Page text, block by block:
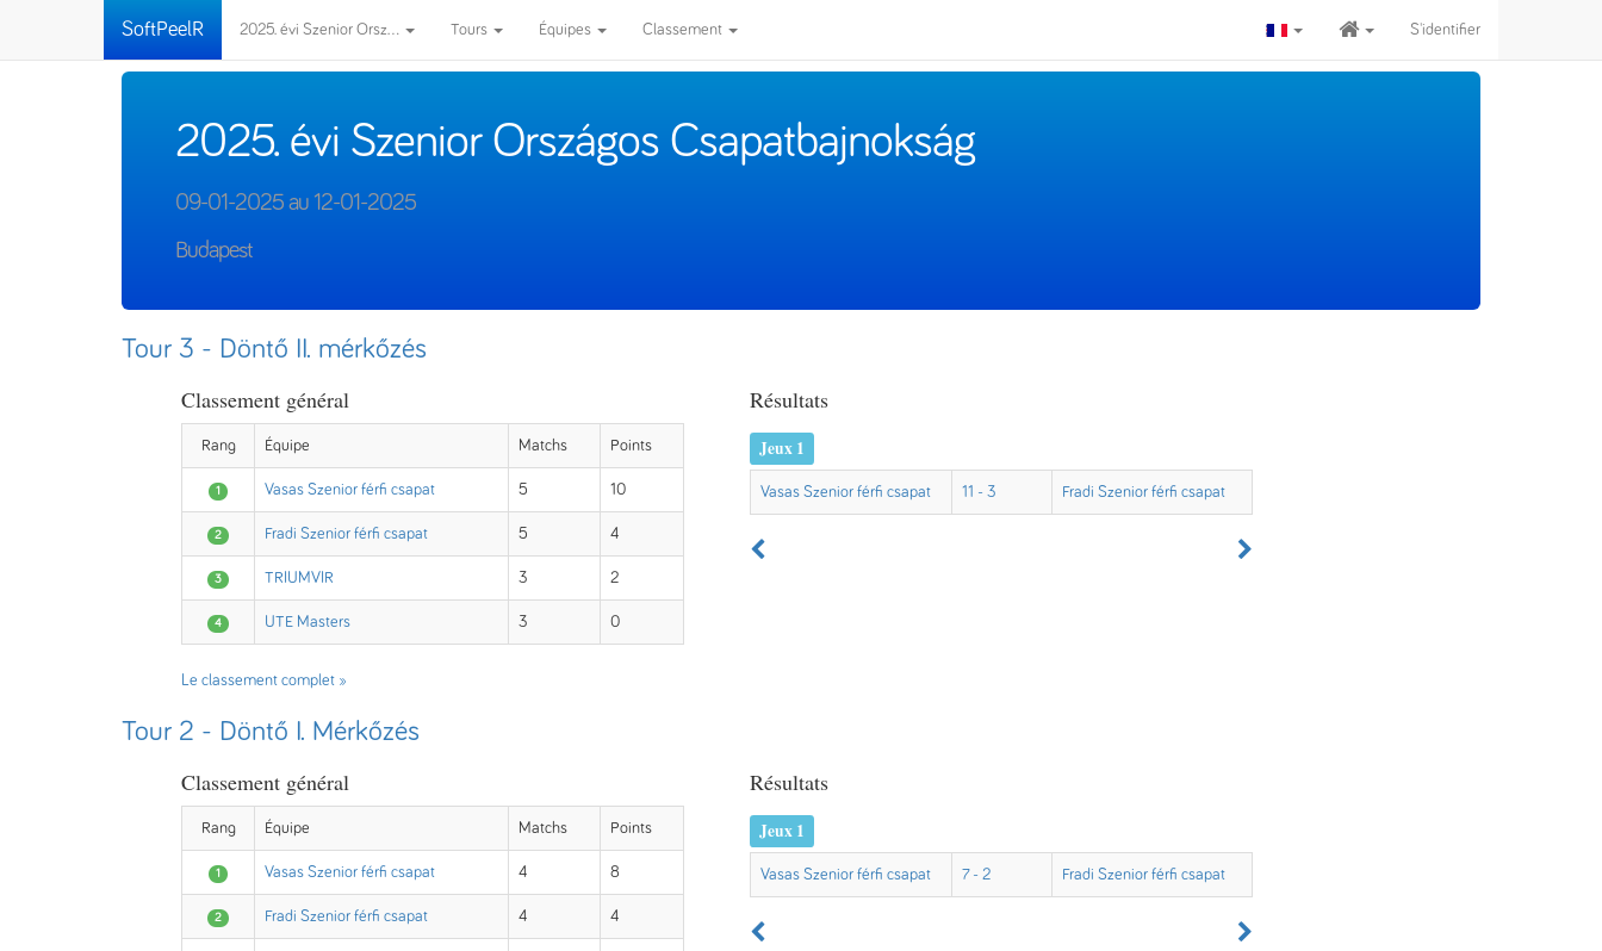
SoftPeelR 2025. évi Szenior Orsz... Tours Équipes Classement S'identifier
2025. évi Szenior Országos Csapatbajnokság
09-01-2025 au 12-01-2025
Budapest
Tour 3 - Döntő II. mérkőzés
Classement général
Rang Équipe Matchs Points
1 Vasas Szenior férfi csapat 5 10
2 Fradi Szenior férfi csapat 5 4
3 TRIUMVIR 3 2
4 UTE Masters 3 0
Le classement complet »
Résultats
Jeux 1
Vasas Szenior férfi csapat 11 - 3 Fradi Szenior férfi csapat
Tour 2 - Döntő I. Mérkőzés
Classement général
Rang Équipe Matchs Points
1 Vasas Szenior férfi csapat 4 8
2 Fradi Szenior férfi csapat 4 4
Résultats
Jeux 1
Vasas Szenior férfi csapat 7 - 2 Fradi Szenior férfi csapat